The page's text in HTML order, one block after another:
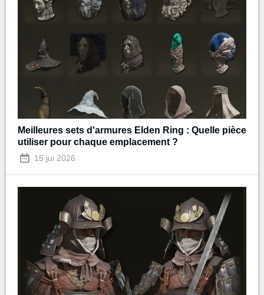
Meilleures sets d'armures Elden Ring : Quelle pièce
utiliser pour chaque emplacement ?
15 jui 2026